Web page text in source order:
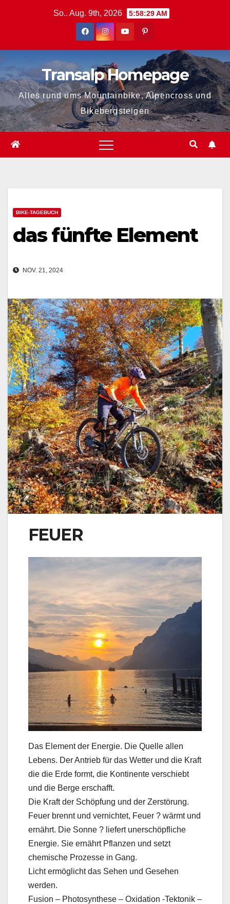
So.. Aug. 9th, 2026 5:58:30 AM
Transalp Homepage
Alles rund ums Mountainbike, Alpencross und
Bikebergsteigen
BIKE-TAGEBUCH
das fünfte Element
NOV. 21, 2024
FEUER
Das Element der Energie. Die Quelle allen
Lebens. Der Antrieb für das Wetter und die Kraft
die die Erde formt, die Kontinente verschiebt
und die Berge erschafft.
Die Kraft der Schöpfung und der Zerstörung.
Feuer brennt und vernichtet, Feuer ? wärmt und
ernährt. Die Sonne ? liefert unerschöpfliche
Energie. Sie ernährt Pflanzen und setzt
chemische Prozesse in Gang.
Licht ermöglicht das Sehen und Gesehen
werden.
Fusion – Photosynthese – Oxidation -Tektonik –